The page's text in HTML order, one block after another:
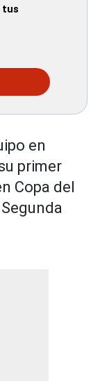
tus
en
primer
Copa del